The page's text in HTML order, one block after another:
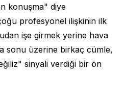
konuşma" diye
profesyonel ilişkinin ilk
işe girmek yerine hava
sonu üzerine birkaç cümle,
sinyali verdiği bir ön